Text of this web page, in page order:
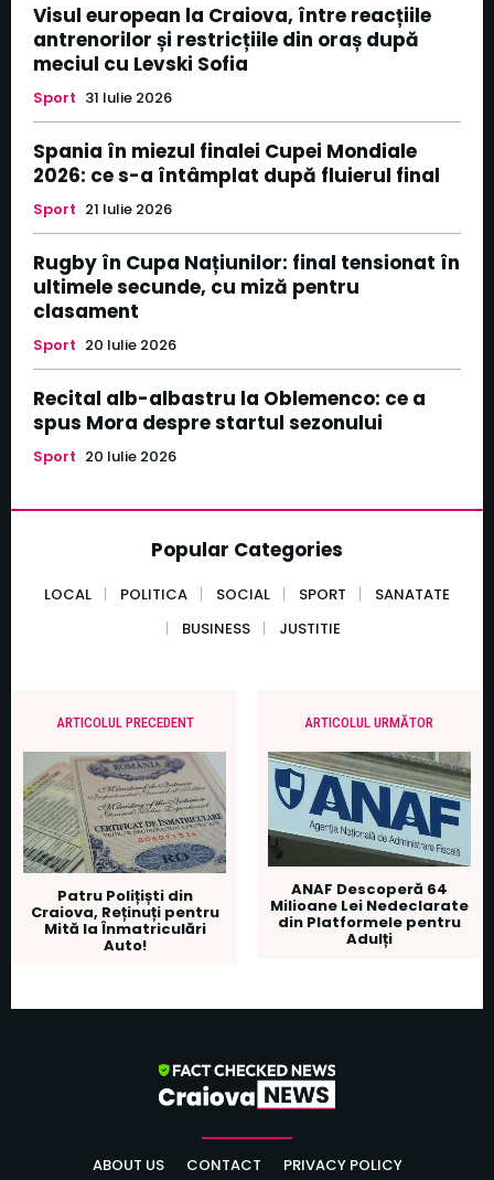
Visul european la Craiova, între reacțiile
antrenorilor și restricțiile din oraș după
meciul cu Levski Sofia
Sport 31 Iulie 2026
Spania în miezul finalei Cupei Mondiale
2026: ce s-a întâmplat după fluierul final
Sport 21 Iulie 2026
Rugby în Cupa Națiunilor: final tensionat în
ultimele secunde, cu miză pentru
clasament
Sport 20 Iulie 2026
Recital alb-albastru la Oblemenco: ce a
spus Mora despre startul sezonului
Sport 20 Iulie 2026
Popular Categories
LOCAL POLITICA SOCIAL SPORT
SANATATE
BUSINESS
JUSTITIE
ARTICOLUL PRECEDENT
Patru Polițiști din
Craiova, Reținuți pentru
Mită la Înmatriculări
Auto!
ARTICOLUL URMĂTOR
ANAF Descoperă 64
Milioane Lei Nedeclarate
din Platformele pentru
Adulți
ABOUT US CONTACT PRIVACY POLICY